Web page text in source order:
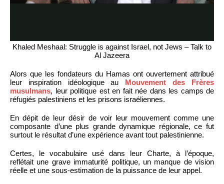
Khaled Meshaal: Struggle is against Israel, not Jews – Talk to
Al Jazeera
Alors que les fondateurs du Hamas ont ouvertement attribué
leur inspiration idéologique au Mouvement des Frères
musulmans, leur politique est en fait née dans les camps de
réfugiés palestiniens et les prisons israéliennes.
En dépit de leur désir de voir leur mouvement comme une
composante d’une plus grande dynamique régionale, ce fut
surtout le résultat d’une expérience avant tout palestinienne.
Certes, le vocabulaire usé dans leur Charte, à l’époque,
reflétait une grave immaturité politique, un manque de vision
réelle et une sous-estimation de la puissance de leur appel.